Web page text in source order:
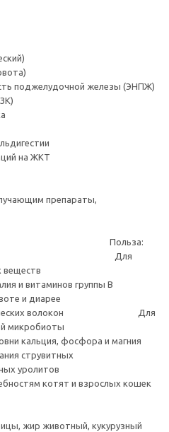
поджелудочной железы (ЭНПЖ)
на ЖКТ
препараты,
Польза:
Для
веществ
и витаминов группы В
и диарее
волокон Для
микробиоты
кальция, фосфора и магния
струвитных
котят и взрослых кошек
жир животный, кукурузный